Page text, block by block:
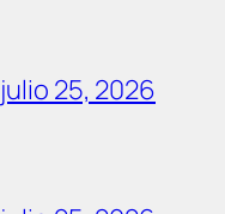
julio 25, 2026